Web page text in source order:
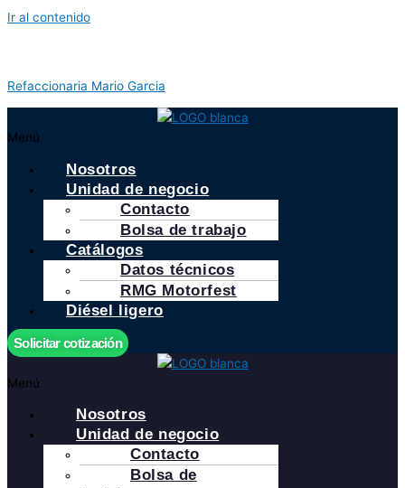
Ir al contenido
Refaccionaria Mario Garcia
Menú
Nosotros
Unidad de negocio
Contacto
Bolsa de trabajo
Catálogos
Datos técnicos
RMG Motorfest
Diésel ligero
Solicitar cotización
Menú
Nosotros
Unidad de negocio
Contacto
Bolsa de